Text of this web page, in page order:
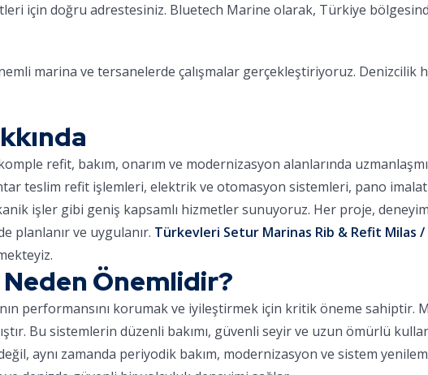
için doğru adrestesiniz. Bluetech Marine olarak, Türkiye
marina ve tersanelerde çalışmalar gerçekleştiriyoruz. Denizcilik
refit, bakım, onarım ve modernizasyon alanlarında
teslim refit işlemleri, elektrik ve otomasyon sistemleri, pano
işler gibi geniş kapsamlı hizmetler sunuyoruz. Her proje,
planlanır ve uygulanır. Türkevleri Setur Marinas Rib & Refit Milas
Önemlidir?
performansını korumak ve iyileştirmek için kritik öneme sahiptir.
Bu sistemlerin düzenli bakımı, güvenli seyir ve uzun ömürlü
aynı zamanda periyodik bakım, modernizasyon ve sistem